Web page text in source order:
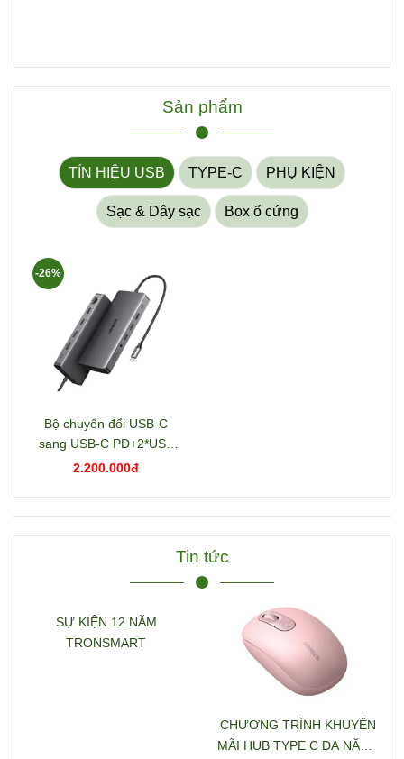
Sản phẩm
TÍN HIỆU USB TYPE-C PHỤ KIỆN
Sạc & Dây sạc Box ổ cứng
Bộ chuyển đổi USB-C
sang USB-C PD+2*USB
3.2+USB-C 3.2+2*USB
2.200.000đ
-26%
Tin tức
SỰ KIỆN 12 NĂM
TRONSMART
CHƯƠNG TRÌNH KHUYẾN
MÃI HUB TYPE C ĐA NĂNG